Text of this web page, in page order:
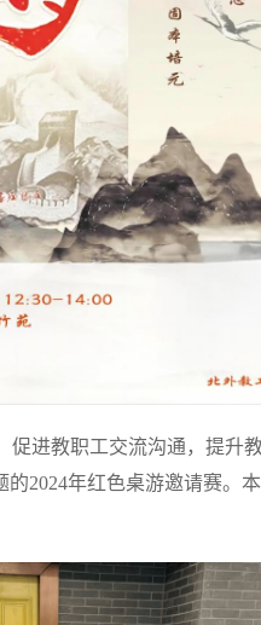
进教职工交流沟通，提升
2024年红色桌游邀请赛。